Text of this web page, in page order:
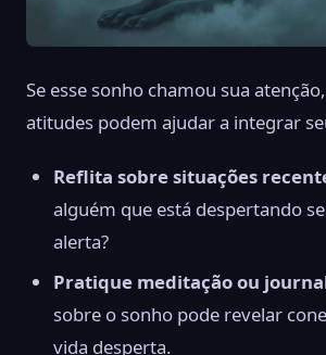
Se esse sonho chamou sua
atitudes podem ajudar a integrar
Reflita sobre situações
alguém que está despertando
alerta?
Pratique meditação ou
sobre o sonho pode revelar
vida desperta.